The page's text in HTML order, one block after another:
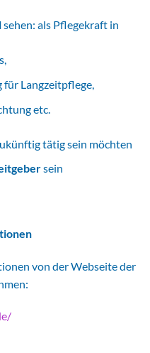
sehen: als Pflegekraft in
für Langzeitpflege,
etc.
tätig sein möchten
sein
von der Webseite der